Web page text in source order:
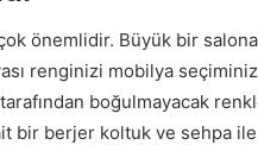
önemlidir. Büyük bir
renginizi mobilya
boğulmayacak
bir berjer koltuk ve sehpa